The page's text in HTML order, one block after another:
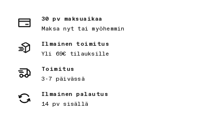
30 pv maksuaikaa
Maksa nyt tai myöhemmin
Ilmainen toimitus
Yli 69€ tilauksille
Toimitus
3-7 päivässä
Ilmainen palautus
14 pv sisällä